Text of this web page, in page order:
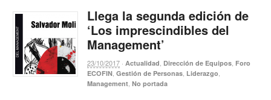
Llega la segunda edición de
‘Los imprescindibles del
Management’
23/10/2017 ·Actualidad, Dirección de Equipos, Foro
ECOFIN,Gestión de Personas, Liderazgo,
Management,No portada